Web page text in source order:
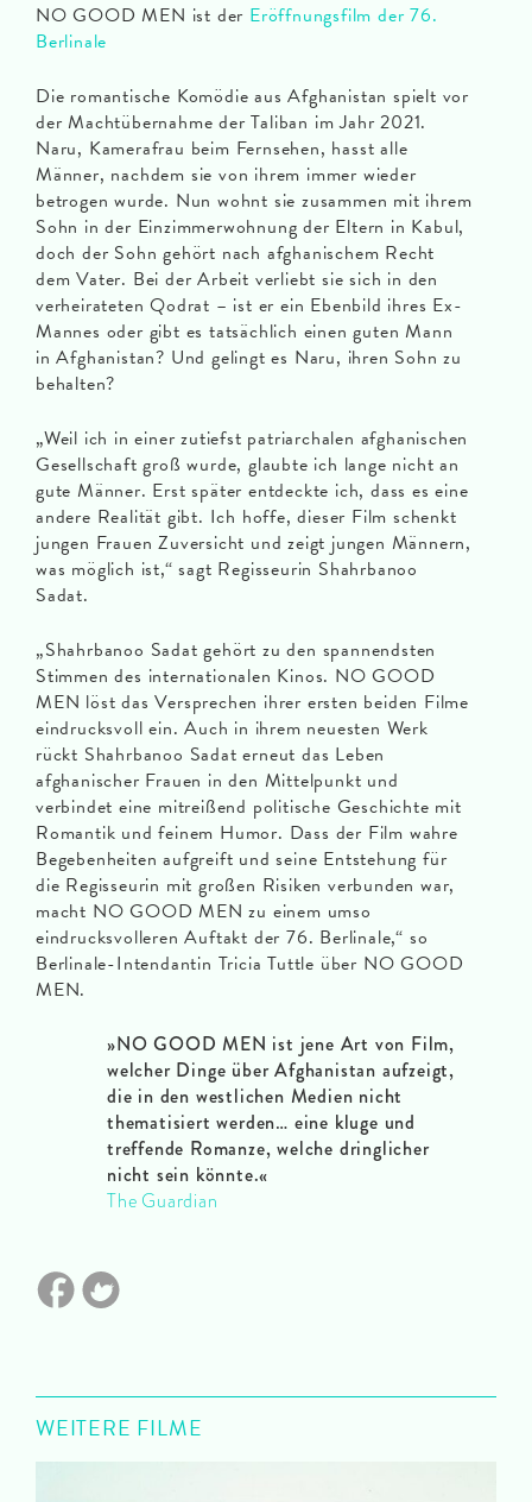
NO GOOD MEN ist der Eröffnungsfilm der 76.
Berlinale
Die romantische Komödie aus Afghanistan spielt vor
der Machtübernahme der Taliban im Jahr 2021.
Naru, Kamerafrau beim Fernsehen, hasst alle
Männer, nachdem sie von ihrem immer wieder
betrogen wurde. Nun wohnt sie zusammen mit ihrem
Sohn in der Einzimmerwohnung der Eltern in Kabul,
doch der Sohn gehört nach afghanischem Recht
dem Vater. Bei der Arbeit verliebt sie sich in den
verheirateten Qodrat – ist er ein Ebenbild ihres Ex-
Mannes oder gibt es tatsächlich einen guten Mann
in Afghanistan? Und gelingt es Naru, ihren Sohn zu
behalten?
„Weil ich in einer zutiefst patriarchalen afghanischen
Gesellschaft groß wurde, glaubte ich lange nicht an
gute Männer. Erst später entdeckte ich, dass es eine
andere Realität gibt. Ich hoffe, dieser Film schenkt
jungen Frauen Zuversicht und zeigt jungen Männern,
was möglich ist,“ sagt Regisseurin Shahrbanoo
Sadat.
„Shahrbanoo Sadat gehört zu den spannendsten
Stimmen des internationalen Kinos. NO GOOD
MEN löst das Versprechen ihrer ersten beiden Filme
eindrucksvoll ein. Auch in ihrem neuesten Werk
rückt Shahrbanoo Sadat erneut das Leben
afghanischer Frauen in den Mittelpunkt und
verbindet eine mitreißend politische Geschichte mit
Romantik und feinem Humor. Dass der Film wahre
Begebenheiten aufgreift und seine Entstehung für
die Regisseurin mit großen Risiken verbunden war,
macht NO GOOD MEN zu einem umso
eindrucksvolleren Auftakt der 76. Berlinale,“ so
Berlinale-Intendantin Tricia Tuttle über NO GOOD
MEN.
»NO GOOD MEN ist jene Art von Film,
welcher Dinge über Afghanistan aufzeigt,
die in den westlichen Medien nicht
thematisiert werden… eine kluge und
treffende Romanze, welche dringlicher
nicht sein könnte.«
The Guardian
WEITERE FILME